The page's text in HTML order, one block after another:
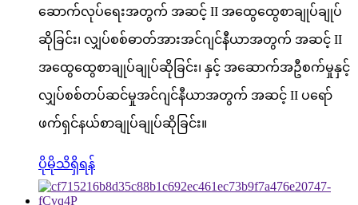
ဆောက်လုပ်ရေးအတွက် အဆင့် II အထွေထွေစာချုပ်ချုပ်
ဆိုခြင်း၊ လျှပ်စစ်ဓာတ်အားအင်ဂျင်နီယာအတွက် အဆင့် II
အထွေထွေစာချုပ်ချုပ်ဆိုခြင်း၊ နှင့် အဆောက်အဦစက်မှုနှင့်
လျှပ်စစ်တပ်ဆင်မှုအင်ဂျင်နီယာအတွက် အဆင့် II ပရော်
ဖက်ရှင်နယ်စာချုပ်ချုပ်ဆိုခြင်း။
ပိုမိုသိရှိရန်